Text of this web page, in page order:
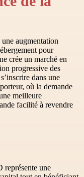
augmentation
pour
crée un marché en
progressive des
dans une
où la demande
meilleure
facilité à revendre
une